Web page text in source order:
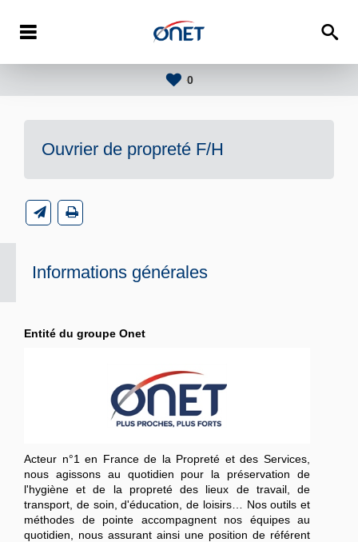
0
Ouvrier de propreté F/H
Informations générales
Entité du groupe Onet
Acteur n°1 en France de la Propreté et des Services,
nous agissons au quotidien pour la préservation de
l'hygiène et de la propreté des lieux de travail, de
transport, de soin, d'éducation, de loisirs… Nos outils et
méthodes de pointe accompagnent nos équipes au
quotidien, nous assurant ainsi une position de référent